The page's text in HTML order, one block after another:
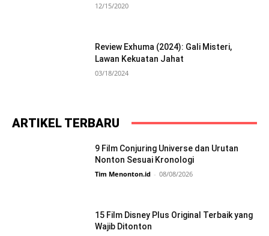
12/15/2020
Review Exhuma (2024): Gali Misteri,
Lawan Kekuatan Jahat
03/18/2024
ARTIKEL TERBARU
9 Film Conjuring Universe dan Urutan
Nonton Sesuai Kronologi
Tim Menonton.id - 08/08/2026
15 Film Disney Plus Original Terbaik yang
Wajib Ditonton